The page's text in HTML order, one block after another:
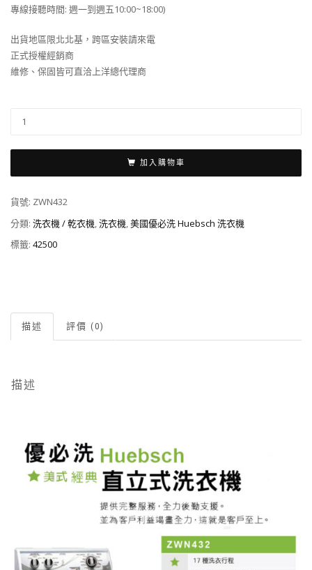
專線接聽時間: 週一到週五10:00~18:00)
出貨地區限北北基，跨區安裝請來電
正式授權經銷商
維修、保固皆可直洽上洋總代理商
加入購物車
貨號: ZWN432
分類: 洗衣機 / 乾衣機,洗衣機,美國優必洗 Huebsch 洗衣機
標籤: 42500
描述 評價 (0)
描述